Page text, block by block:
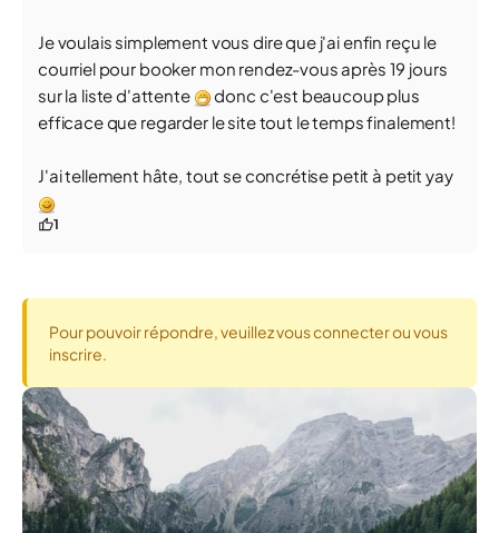
Je voulais simplement vous dire que j'ai enfin reçu le
courriel pour booker mon rendez-vous après 19 jours
sur la liste d'attente
donc c'est beaucoup plus
efficace que regarder le site tout le temps finalement!
J'ai tellement hâte, tout se concrétise petit à petit yay
1
Pour pouvoir répondre, veuillez vous connecter ou vous
inscrire.